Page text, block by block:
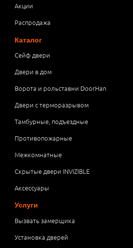
Акции
Распродажа
Каталог
Сейф двери
Двери в дом
Ворота и рольставни DoorHan
Двери с терморазрывом
Тамбурные, подъездные
Противопожарные
Межкомнатные
Скрытые двери INVIZIBLE
Аксессуары
Услуги
Вызвать замерщика
Установка дверей